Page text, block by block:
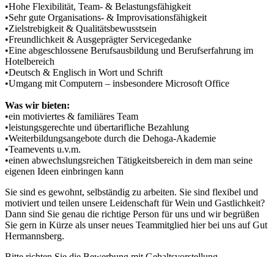
•Hohe Flexibilität, Team- & Belastungsfähigkeit
•Sehr gute Organisations- & Improvisationsfähigkeit
•Zielstrebigkeit & Qualitätsbewusstsein
•Freundlichkeit & Ausgeprägter Servicegedanke
•Eine abgeschlossene Berufsausbildung und Berufserfahrung im
Hotelbereich
•Deutsch & Englisch in Wort und Schrift
•Umgang mit Computern – insbesondere Microsoft Office
Was wir bieten:
•ein motiviertes & familiäres Team
•leistungsgerechte und übertarifliche Bezahlung
•Weiterbildungsangebote durch die Dehoga-Akademie
•Teamevents u.v.m.
•einen abwechslungsreichen Tätigkeitsbereich in dem man seine
eigenen Ideen einbringen kann
Sie sind es gewohnt, selbständig zu arbeiten. Sie sind flexibel und
motiviert und teilen unsere Leidenschaft für Wein und Gastlichkeit?
Dann sind Sie genau die richtige Person für uns und wir begrüßen
Sie gern in Kürze als unser neues Teammitglied hier bei uns auf Gut
Hermannsberg.